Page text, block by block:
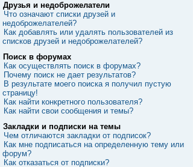
Друзья и недоброжелатели
Что означают списки друзей и
недоброжелателей?
Как добавлять или удалять пользователей из
списков друзей и недоброжелателей?
Поиск в форумах
Как осуществлять поиск в форумах?
Почему поиск не дает результатов?
В результате моего поиска я получил пустую
страницу!
Как найти конкретного пользователя?
Как найти свои сообщения и темы?
Закладки и подписки на темы
Чем отличаются закладки от подписок?
Как мне подписаться на определенную тему или
форум?
Как отказаться от подписки?